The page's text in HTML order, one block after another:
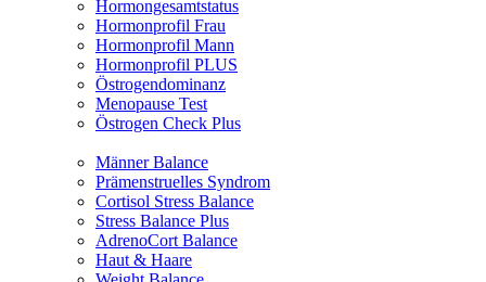
Hormongesamtstatus
Hormonprofil Frau
Hormonprofil Mann
Hormonprofil PLUS
Östrogendominanz
Menopause Test
Östrogen Check Plus
Männer Balance
Prämenstruelles Syndrom
Cortisol Stress Balance
Stress Balance Plus
AdrenoCort Balance
Haut & Haare